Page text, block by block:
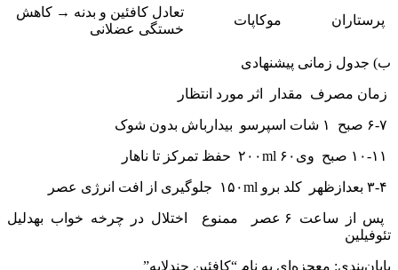
پرستاران
موکاپات
تعادل کافئین و بدنه → کاهش
خستگی عضلانی
ب) جدول زمانی پیشنهادی
زمان مصرف مقدار اثر مورد انتظار
پس از ساعت ۶ عصر ممنوع اختلال در چرخه خواب بهدلیل
تئوفیلین
پایان‌بندی: معجزه‌ای به نام “کافئین چندلایه”